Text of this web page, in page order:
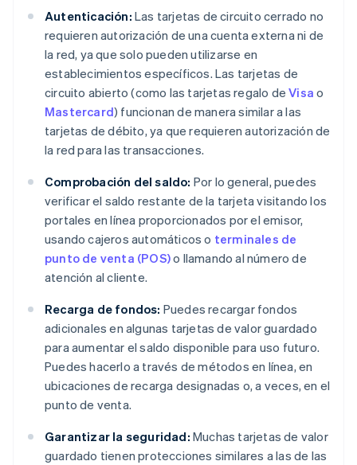
Autenticación: Las tarjetas de circuito cerrado no
requieren autorización de una cuenta externa ni de
la red, ya que solo pueden utilizarse en
establecimientos específicos. Las tarjetas de
circuito abierto (como las tarjetas regalo deVisa o
Mastercard) funcionan de manera similar a las
tarjetas de débito, ya que requieren autorización de
la red para las transacciones.
Comprobación del saldo: Por lo general, puedes
verificar el saldo restante de la tarjeta visitando los
portales en línea proporcionados por el emisor,
usando cajeros automáticos o terminales de
punto de venta (POS)o llamando al número de
atención al cliente.
Recarga de fondos: Puedes recargar fondos
adicionales en algunas tarjetas de valor guardado
para aumentar el saldo disponible para uso futuro.
Puedes hacerlo a través de métodos en línea, en
ubicaciones de recarga designadas o, a veces, en el
punto de venta.
Garantizar la seguridad: Muchas tarjetas de valor
guardado tienen protecciones similares a las de las